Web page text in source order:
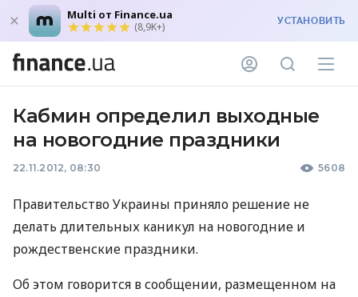
Multi от Finance.ua
(8,9K+) УСТАНОВИТЬ
Кабмин определил выходные
на новогодние праздники
22.11.2012, 08:30 5608
Правительство Украины приняло решение не
делать длительных каникул на новогодние и
рождественские праздники.
Об этом говорится в сообщении, размещенном на